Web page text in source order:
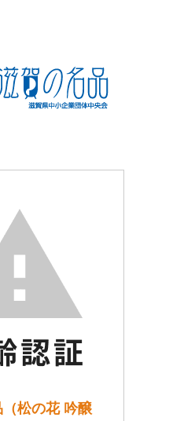
（松の花 吟醸